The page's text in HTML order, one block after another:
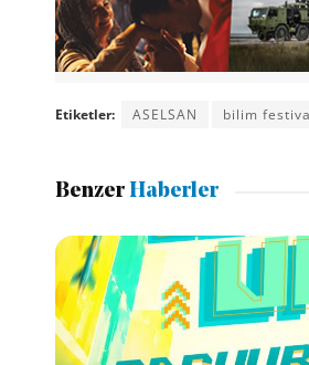
Etiketler: ASELSAN bilim
BenzerHaberler